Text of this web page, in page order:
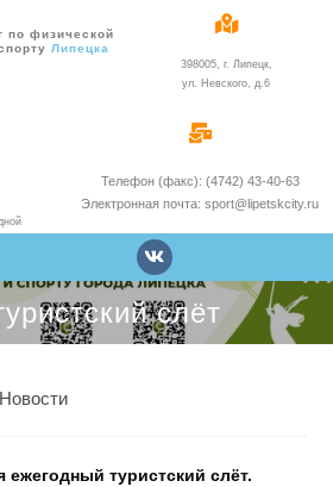
по физической
и спорту
398005, г. Липецк,
ул. Невского, д.6
Телефон (факс): (4742) 43-40-63
Электронная почта: sport@lipetskcity.ru
слёт
Новости
ежегодный туристский слёт.